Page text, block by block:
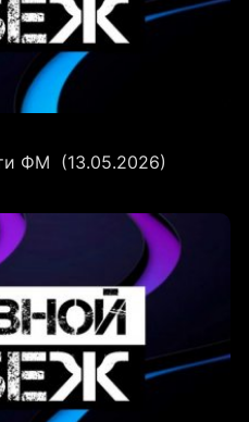
ФМ (13.05.2026)